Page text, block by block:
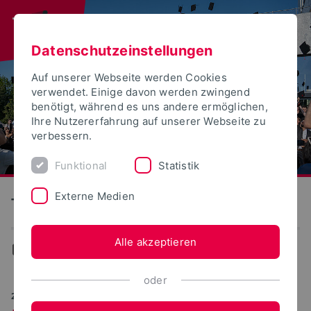
Technische Hochschule Ostwestfalen-Lippe
24.08.2023
Datenschutzeinstellungen
Auf unserer Webseite werden Cookies
verwendet. Einige davon werden zwingend
benötigt, während es uns andere ermöglichen,
Ihre Nutzererfahrung auf unserer Webseite zu
verbessern.
Funktional Statistik
Externe Medien
Alle akzeptieren
oder